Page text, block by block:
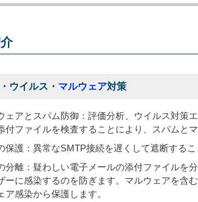
ウイルス・ マルウェア対策
ェアとスパム防御：評価分析、ウイルス対策
付ファイルを検査することにより、スパムと
保護：異常なSMTP接続を遅くして遮断する
分離：疑わしい電子メールの添付ファイルを
ーに感染するのを防ぎます。マルウェアを含
ア感染から保護します。